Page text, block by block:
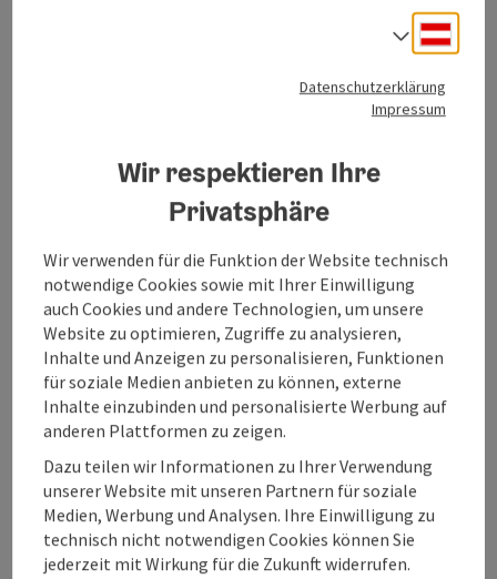
Sie suchen eine gemütliche Ferienwohnung oder ein
schönes Zimmer mit Frühstücks-Buffet, in einer der
wohl reizvollsten Gegend Österreichs?
Wir liegen absolut ruhig, es sind aber dennoch nur 10
Gehminuten ins Ortszentrum und 150m zum eigenen
Badeplatz. Eigener Parkplatz.
Unter den schattenspendenden Obstbäumen unseres
großen Gartens findet man Entspannung pur.
Für die Sportlichen steht ein Tischtennis-Tisch zur
Verfügung.
Auch für die Kleinen ist bestens gesorgt: Schaukel,
Spielhäuschen und Sandkasten, sowie der
angrenzende Bach laden zum Spielen ein.
Für Ihre Fahrräder steht ein Unterstand parat.
Alle unsere Ferienwohnungen und Zimmer haben
Dusche/WC, ...
Beschreibung vollständig anzeigen
Datenschutzerklärung
Impressum
Wir respektieren Ihre
Privatsphäre
Wir verwenden für die Funktion der Website technisch
notwendige Cookies sowie mit Ihrer Einwilligung
auch Cookies und andere Technologien, um unsere
Website zu optimieren, Zugriffe zu analysieren,
Inhalte und Anzeigen zu personalisieren, Funktionen
für soziale Medien anbieten zu können, externe
Inhalte einzubinden und personalisierte Werbung auf
anderen Plattformen zu zeigen.
Dazu teilen wir Informationen zu Ihrer Verwendung
unserer Website mit unseren Partnern für soziale
Medien, Werbung und Analysen. Ihre Einwilligung zu
technisch nicht notwendigen Cookies können Sie
jederzeit mit Wirkung für die Zukunft widerrufen.